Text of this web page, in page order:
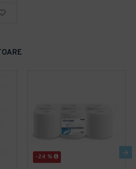
-24 %